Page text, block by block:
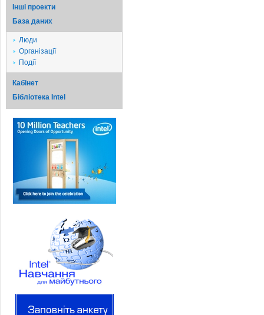
Iншi проекти
База даних
Люди
Організації
Події
Кабінет
Бібліотека Intel